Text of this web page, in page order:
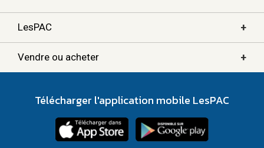
LesPAC +
Vendre ou acheter +
Télécharger l'application mobile LesPAC